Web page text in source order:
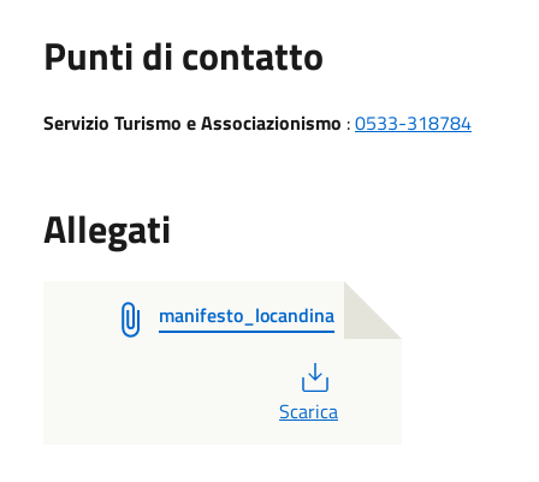
Punti di contatto
Servizio Turismo e Associazionismo :0533-318784
Allegati
manifesto_locandina
Scarica